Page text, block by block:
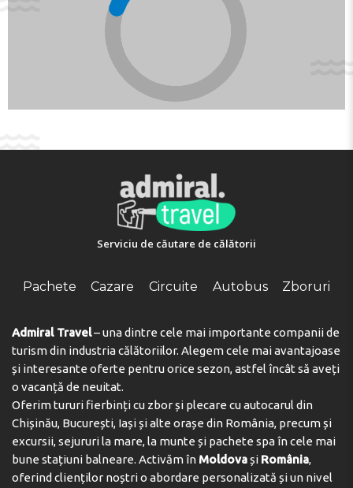
Serviciu de căutare de călătorii
Pachete Cazare Circuite Autobus Zboruri
Admiral Travel– una dintre cele mai importante companii de
turism din industria călătoriilor. Alegem cele mai avantajoase
și interesante oferte pentru orice sezon, astfel încât să aveți
o vacanță de neuitat.
Oferim tururi fierbinți cu zbor și plecare cu autocarul din
Chișinău, București, Iași și alte orașe din România, precum și
excursii, sejururi la mare, la munte și pachete spa în cele mai
bune stațiuni balneare. Activăm în Moldovași România,
oferind clienților noștri o abordare personalizată și un nivel